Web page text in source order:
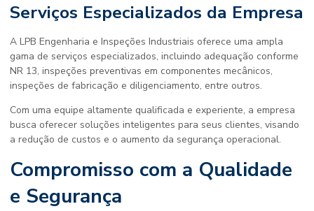
Serviços Especializados da Empresa
A LPB Engenharia e Inspeções Industriais oferece uma ampla
gama de serviços especializados, incluindo adequação conforme
NR 13, inspeções preventivas em componentes mecânicos,
inspeções de fabricação e diligenciamento, entre outros.
Com uma equipe altamente qualificada e experiente, a empresa
busca oferecer soluções inteligentes para seus clientes, visando
a redução de custos e o aumento da segurança operacional.
Compromisso com a Qualidade
e Segurança